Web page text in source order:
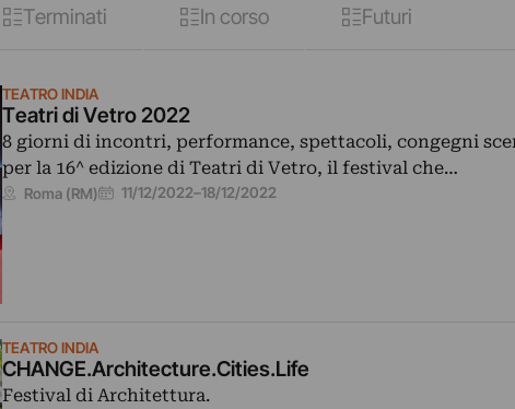
Terminati In corso Futuri
TEATRO INDIA
Teatri di Vetro 2022
8 giorni di incontri, performance, spettacoli, congegni
per la 16^ edizione di Teatri di Vetro, il festival che…
Roma (RM) 11/12/2022–18/12/2022
TEATRO INDIA
CHANGE.Architecture.Cities.Life
Festival di Architettura.